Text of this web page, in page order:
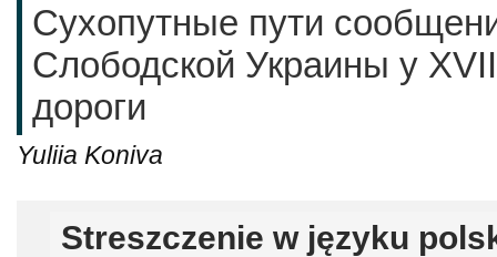
Сухопутные пути
Слободской Украины у
дороги
Yuliia Koniva
Streszczenie w języku